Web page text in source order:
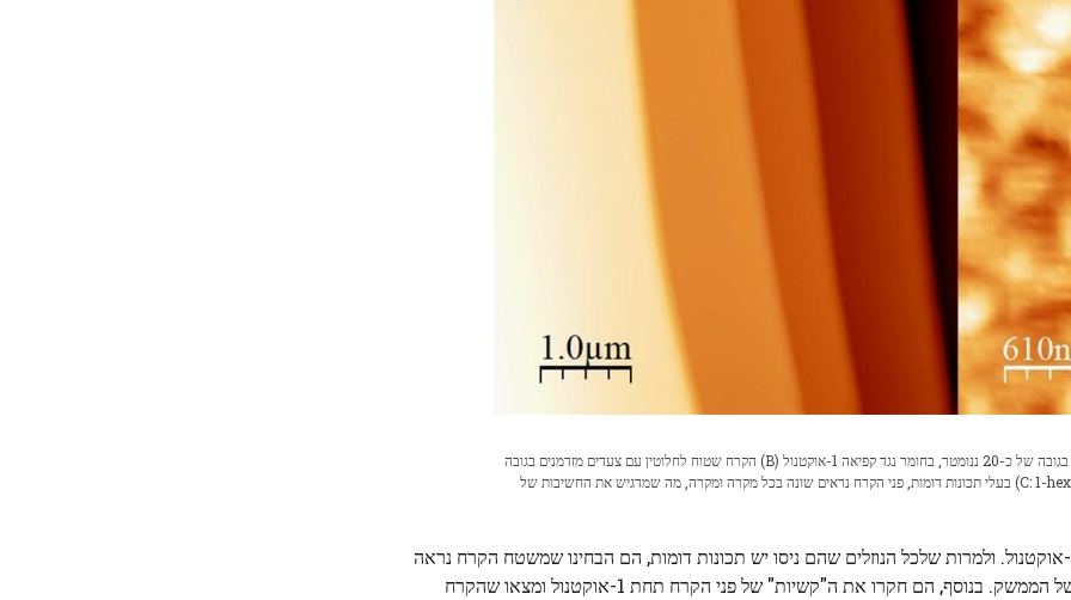
בעוד שקרח ללא נוזל שמסביב (A) כולל מה שמכונה "עמודי כפור" בגובה של כ-20 ננומטר, בחומר נגד קפיאה 1-אוקטנול (B) הקרח שטוח לחלוטין עם צעדים מזדמנים בגובה
שכבה מולקולרית אחת בלבד. בנוזלים שונים (C: 1-hexanol. D: 1-butanol) בעלי תכונות דומות, פני הקרח נראים שונה בכל מקרה ומקרה, מה שמדגיש את החשיבות של
אונישי והצוות שלו ניסו גם נוזלים שונים, כולם אלכוהולים כמו 1-אוקטנול. ולמרות שלכל הנוזלים שהם ניסו יש תכונות דומות, הם הבחינו שמשטח הקרח נראה
שונה בכל מקרה, מה שמדגיש את החשיבות של מדידה ישירה של הממשק. בנוסף, הם חקרו את ה"קשיות" של פני הקרח תחת 1-אוקטנול ומצאו שהקרח